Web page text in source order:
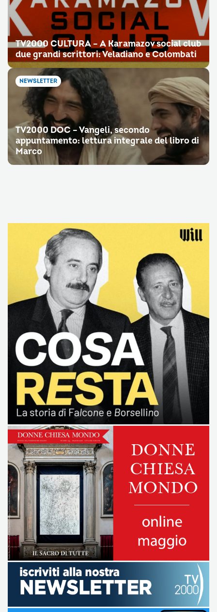
TV2000 CULTURA – A Karamazov social club
due grandi scrittori: Veladiano e Colombati
NEWSLETTER
TV2000 DOC – Vangeli, secondo
appuntamento: lettura integrale del libro di
Marco